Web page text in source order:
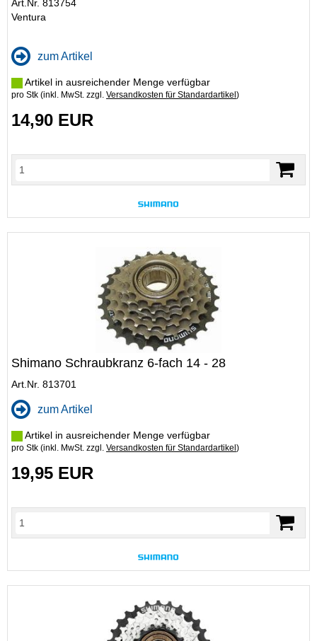
Art.Nr. 813754
Ventura
zum Artikel
Artikel in ausreichender Menge verfügbar
pro Stk (inkl. MwSt. zzgl. Versandkosten für Standardartikel )
14,90 EUR
Shimano Schraubkranz 6-fach 14 - 28
Art.Nr. 813701
zum Artikel
Artikel in ausreichender Menge verfügbar
pro Stk (inkl. MwSt. zzgl. Versandkosten für Standardartikel )
19,95 EUR